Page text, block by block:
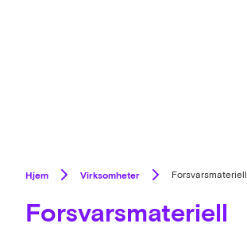
Hjem Virksomheter Forsvarsmateriell
Forsvarsmateriell